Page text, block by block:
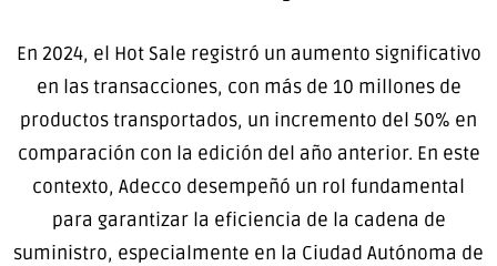
En 2024, el Hot Sale registró un aumento significativo
en las transacciones, con más de 10 millones de
productos transportados, un incremento del 50% en
comparación con la edición del año anterior. En este
contexto, Adecco desempeñó un rol fundamental
para garantizar la eficiencia de la cadena de
suministro, especialmente en la Ciudad Autónoma de